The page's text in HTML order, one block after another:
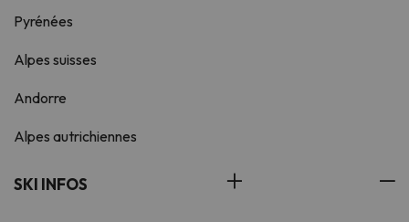
Pyrénées
Alpes suisses
Andorre
Alpes autrichiennes
SKI INFOS